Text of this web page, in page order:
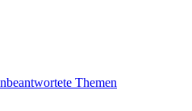
Themen